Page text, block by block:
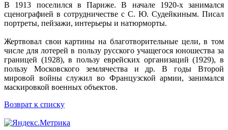
В 1913 поселился в Париже. В начале 1920-х занимался
сценографией в сотрудничестве с С. Ю. Судейкиным. Писал
портреты, пейзажи, интерьеры и натюрморты.
Жертвовал свои картины на благотворительные цели, в том
числе для лотерей в пользу русского учащегося юношества за
границей (1928), в пользу еврейских организаций (1929), в
пользу Московского землячества и др. В годы Второй
мировой войны служил во Французской армии, занимался
маскировкой военных объектов.
Возврат к списку